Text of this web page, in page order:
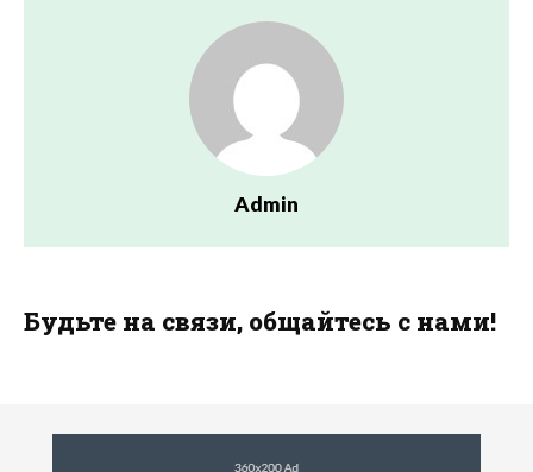
Admin
Будьте на связи, общайтесь с нами!